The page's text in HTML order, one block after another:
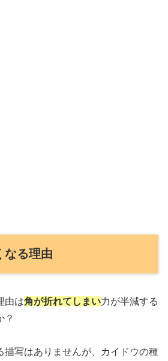
なる理由
由は角が折れてしまい力が半減する
？
描写はありませんが、カイドウの種